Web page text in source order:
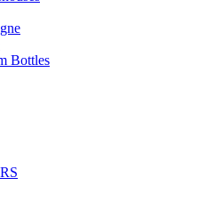
Bottles